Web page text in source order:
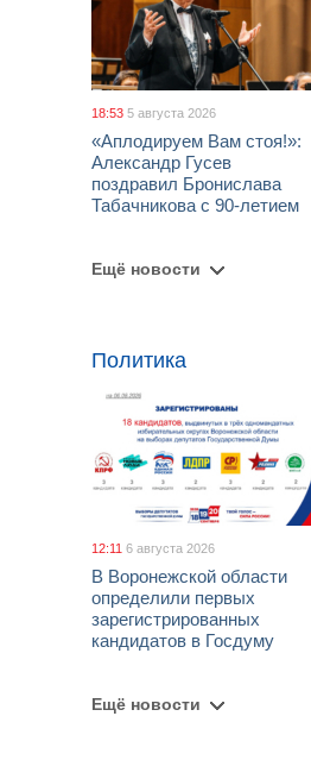
18:53 5 августа 2026
«Аплодируем Вам стоя!»:
Александр Гусев
поздравил Бронислава
Табачникова с 90-летием
Ещё новости
Политика
12:11 6 августа 2026
В Воронежской области
определили первых
зарегистрированных
кандидатов в Госдуму
Ещё новости